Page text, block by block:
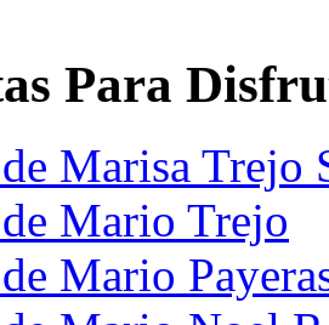
Para
Marisa Trejo
Mario Trejo
Mario